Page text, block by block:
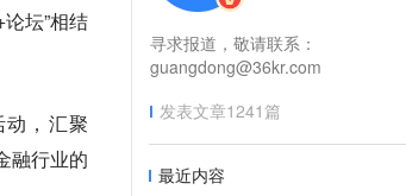
坛”相结
，汇聚
行业的
寻求报道，敬请联系：
guangdong@36kr.com
发表文章1241篇
最近内容